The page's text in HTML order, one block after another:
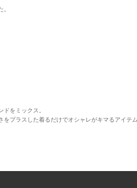
をミックス。
プラスした着るだけでオシャレがキマるアイテ